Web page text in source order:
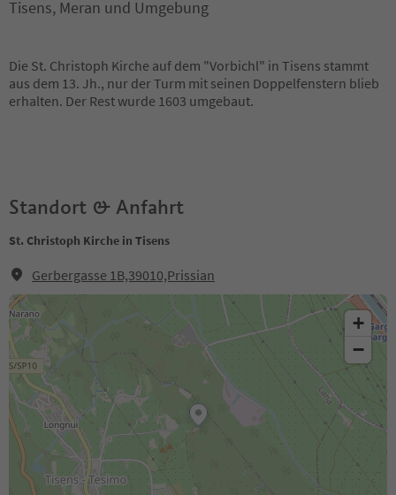
Tisens, Meran und Umgebung
Die St. Christoph Kirche auf dem "Vorbichl" in Tisens stammt
aus dem 13. Jh., nur der Turm mit seinen Doppelfenstern blieb
erhalten. Der Rest wurde 1603 umgebaut.
Standort & Anfahrt
St. Christoph Kirche in Tisens
Gerbergasse 1B,39010,Prissian
+
−